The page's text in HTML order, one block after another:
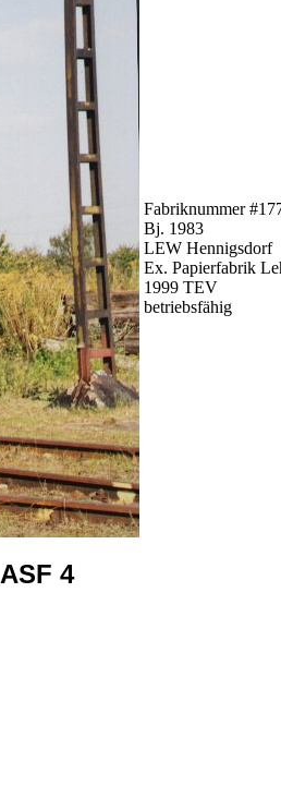
Fabriknummer
Bj. 1983
LEW Hennigsdorf
Ex. Papierfabrik
1999 TEV
betriebsfähig
ASF 4